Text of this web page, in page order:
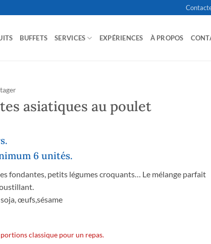
BUFFETS SERVICES EXPÉRIENCES À PROPOS
asiatiques au poulet
6 unités.
fondantes, petits légumes croquants… Le mélange parfait
œufs,sésame
classique pour un repas.